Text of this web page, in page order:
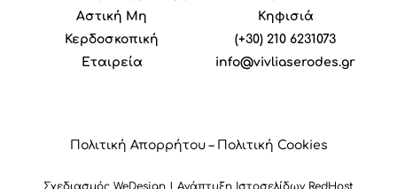
Αστική M η
Κερδοσκοπική
Εταιρεία
Κηφισιά
(+30) 210 6231073
info@vivliaserodes.gr
Πολιτική Απορρήτου– Πολιτική Cookies
Σχεδιασμός WeDesign | Ανάπτυξη Ιστοσελίδων RedHost